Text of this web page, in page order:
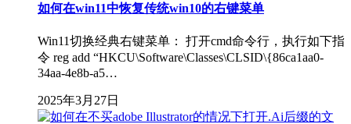
如何在win11中恢复传统win10的右键菜单
Win11切换经典右键菜单： 打开cmd命令行，执行如下指
令 reg add “HKCU\Software\Classes\CLSID\{86ca1aa0-
34aa-4e8b-a5…
2025年3月27日